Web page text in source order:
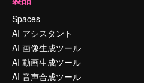
Spaces
AI アシスタント
AI 画像生成ツール
AI 動画生成ツール
AI 音声合成ツール